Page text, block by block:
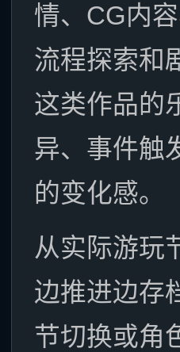
情、CG内
流程探索和
这类作品的
异、事件触
的变化感。
从实际游玩
边推进边存
节切换或角